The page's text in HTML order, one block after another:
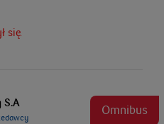
się.
S.A
Omnibus